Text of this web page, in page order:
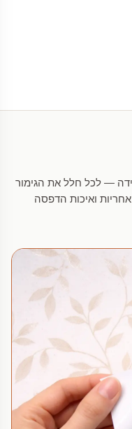
— לכל חלל את הגימור
ואיכות הדפסה